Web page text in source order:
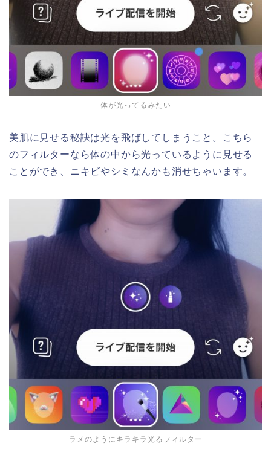
体が光ってるみたい
美肌に見せる秘訣は光を飛ばしてしまうこと。こちら
のフィルターなら体の中から光っているように見せる
ことができ、ニキビやシミなんかも消せちゃいます。
ラメのようにキラキラ光るフィルター